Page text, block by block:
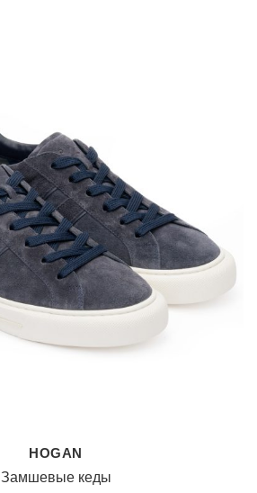
HOGAN
Замшевые кеды